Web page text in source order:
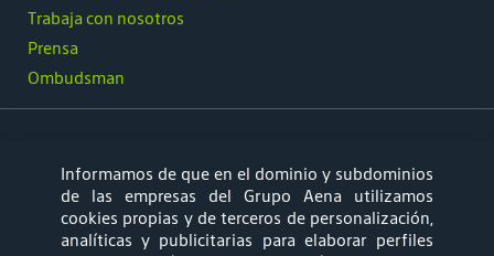
Ombudsman
Trabaja con nosotros
Prensa
síguenos
Informamos de que en el dominio y subdominios
de las empresas del Grupo Aena utilizamos
cookies propias y de terceros de personalización,
analíticas y publicitarias para elaborar perfiles